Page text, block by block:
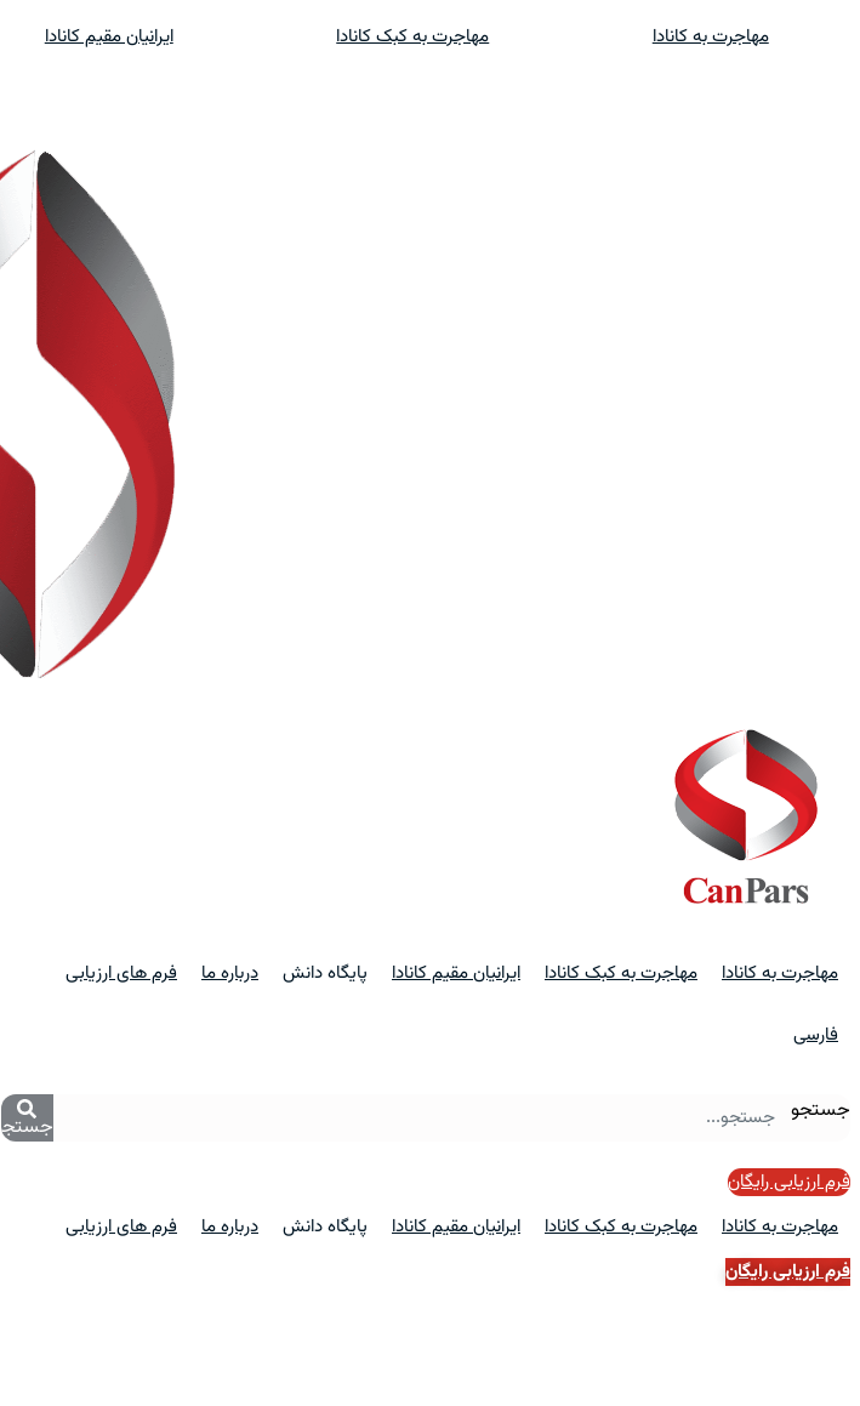
مهاجرت به کانادا مهاجرت به کبک کانادا ایرانیان مقیم کانادا
مهاجرت به کانادا مهاجرت به کبک کانادا ایرانیان مقیم کانادا پایگاه دانش درباره ما فرم های ارزیابی
فارسی
جستجو
جستجو
فرم ارزیابی رایگان
مهاجرت به کانادا
مهاجرت به کبک کانادا ایرانیان مقیم کانادا پایگاه دانش درباره ما
فرم های ارزیابی
فرم ارزیابی رایگان